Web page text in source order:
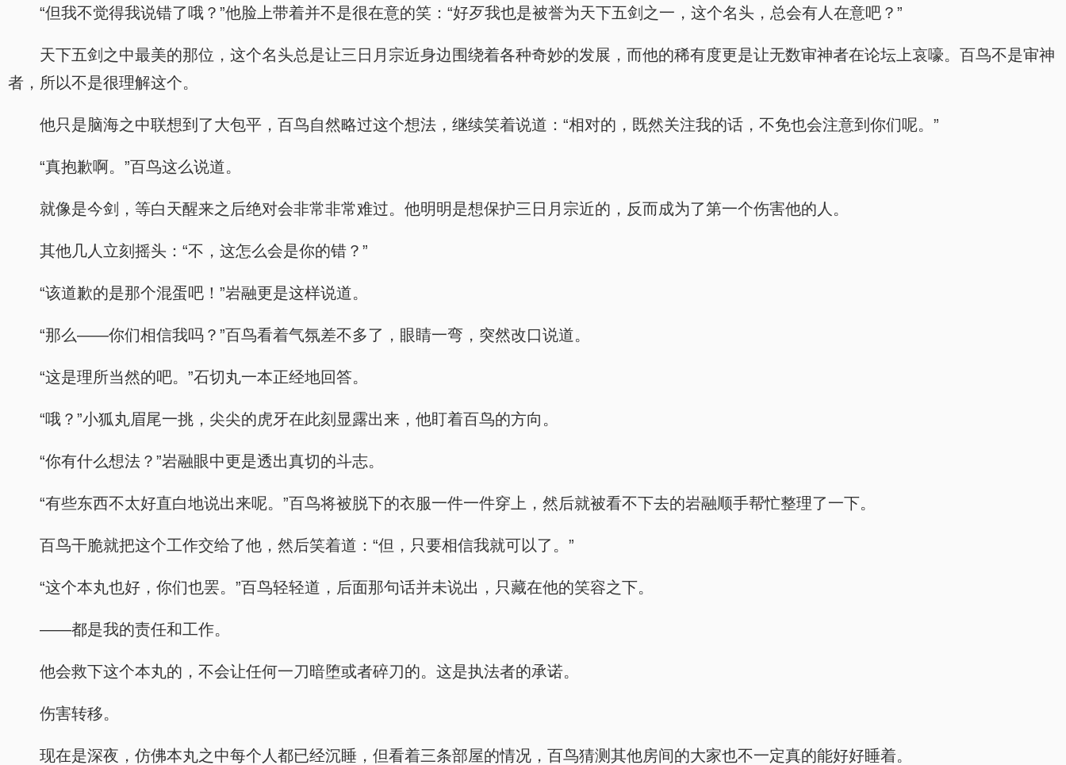
“但我不觉得我说错了哦？”他脸上带着并不是很在意的笑：“好歹我也是被誉为天下五剑之一，这个名头，总会有人在意吧？”
天下五剑之中最美的那位，这个名头总是让三日月宗近身边围绕着各种奇妙的发展，而他的稀有度更是让无数审神者在论坛上哀嚎。百鸟不是审神
者，所以不是很理解这个。
他只是脑海之中联想到了大包平，百鸟自然略过这个想法，继续笑着说道：“相对的，既然关注我的话，不免也会注意到你们呢。”
“真抱歉啊。”百鸟这么说道。
就像是今剑，等白天醒来之后绝对会非常非常难过。他明明是想保护三日月宗近的，反而成为了第一个伤害他的人。
其他几人立刻摇头：“不，这怎么会是你的错？”
“该道歉的是那个混蛋吧！”岩融更是这样说道。
“那么——你们相信我吗？”百鸟看着气氛差不多了，眼睛一弯，突然改口说道。
“这是理所当然的吧。”石切丸一本正经地回答。
“哦？”小狐丸眉尾一挑，尖尖的虎牙在此刻显露出来，他盯着百鸟的方向。
“你有什么想法？”岩融眼中更是透出真切的斗志。
“有些东西不太好直白地说出来呢。”百鸟将被脱下的衣服一件一件穿上，然后就被看不下去的岩融顺手帮忙整理了一下。
百鸟干脆就把这个工作交给了他，然后笑着道：“但，只要相信我就可以了。”
“这个本丸也好，你们也罢。”百鸟轻轻道，后面那句话并未说出，只藏在他的笑容之下。
——都是我的责任和工作。
他会救下这个本丸的，不会让任何一刀暗堕或者碎刀的。这是执法者的承诺。
伤害转移。
现在是深夜，仿佛本丸之中每个人都已经沉睡，但看着三条部屋的情况，百鸟猜测其他房间的大家也不一定真的能好好睡着。